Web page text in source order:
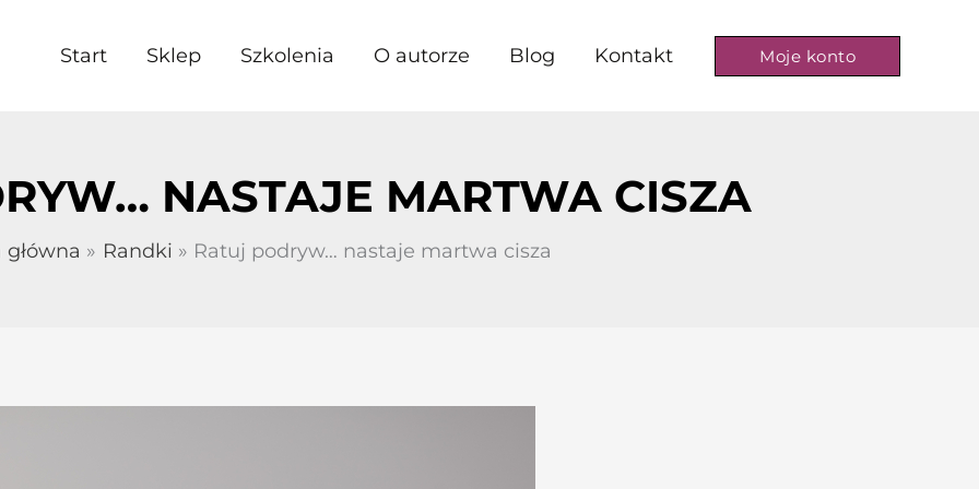
Start Sklep Szkolenia O autorze Blog Kontakt Moje konto
NASTAJE MARTWA CISZA
główna Randki Ratuj podryw… nastaje martwa cisza